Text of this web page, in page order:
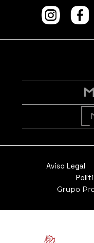
Aviso Legal
Grupo